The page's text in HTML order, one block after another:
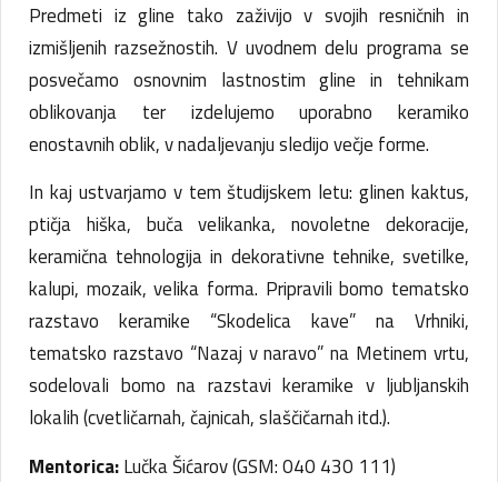
Predmeti iz gline tako zaživijo v svojih resničnih in
izmišljenih razsežnostih. V uvodnem delu programa se
posvečamo osnovnim lastnostim gline in tehnikam
oblikovanja ter izdelujemo uporabno keramiko
enostavnih oblik, v nadaljevanju sledijo večje forme.
In kaj ustvarjamo v tem študijskem letu: glinen kaktus,
ptičja hiška, buča velikanka, novoletne dekoracije,
keramična tehnologija in dekorativne tehnike, svetilke,
kalupi, mozaik, velika forma. Pripravili bomo tematsko
razstavo keramike “Skodelica kave” na Vrhniki,
tematsko razstavo “Nazaj v naravo” na Metinem vrtu,
sodelovali bomo na razstavi keramike v ljubljanskih
lokalih (cvetličarnah, čajnicah, slaščičarnah itd.).
Mentorica:Lučka Šićarov (GSM: 040 430 111)